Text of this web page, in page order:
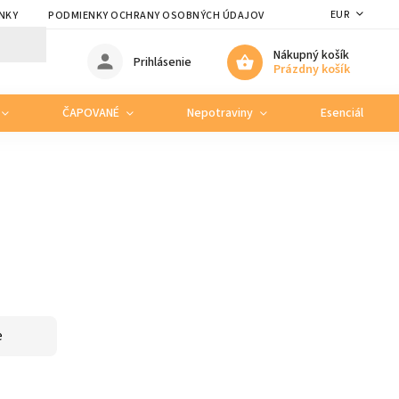
PODMIENKY OCHRANY OSOBNÝCH ÚDAJOV EUR
Nákupný košík
Prázdny košík
Prihlásenie
ČAPOVANÉ Nepotraviny Esenciálne